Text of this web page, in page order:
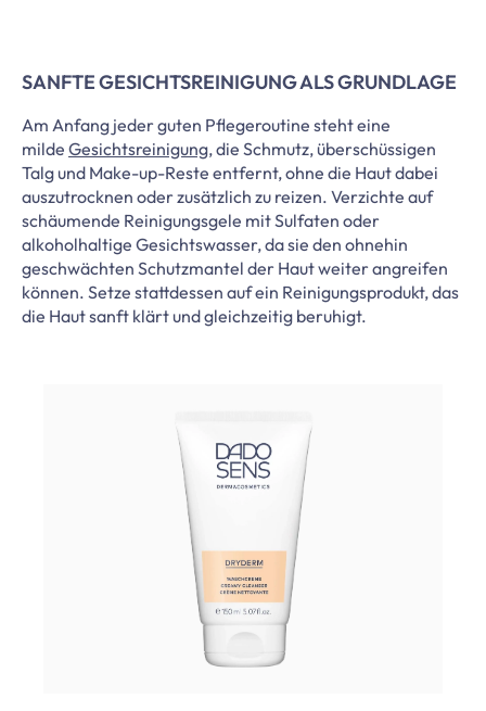
SANFTE GESICHTSREINIGUNG ALS GRUNDLAGE
Am Anfang jeder guten Pflegeroutine steht eine
milde Gesichtsreinigung, die Schmutz, überschüssigen
Talg und Make-up-Reste entfernt, ohne die Haut dabei
auszutrocknen oder zusätzlich zu reizen. Verzichte auf
schäumende Reinigungsgele mit Sulfaten oder
alkoholhaltige Gesichtswasser, da sie den ohnehin
geschwächten Schutzmantel der Haut weiter angreifen
können. Setze stattdessen auf ein Reinigungsprodukt, das
die Haut sanft klärt und gleichzeitig beruhigt.